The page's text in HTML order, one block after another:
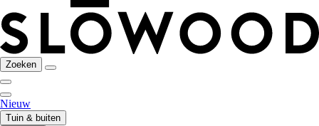
Zoeken
Nieuw
Tuin & buiten